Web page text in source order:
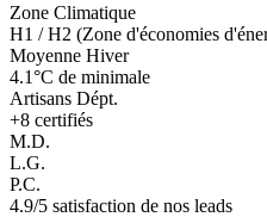
Zone Climatique
H1 / H2 (Zone d'économies
Moyenne Hiver
4.1°C de minimale
Artisans Dépt.
+8 certifiés
M.D.
L.G.
P.C.
4.9/5 satisfaction de nos leads